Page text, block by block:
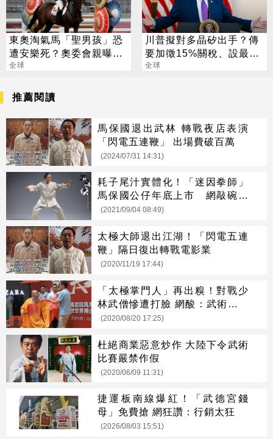
東奧淘氣馬「聖男孩」恐
遭安樂死？奧委會親曝下
場
全球
川普擬對多晶矽出手？傳
要加徵15%關稅、設最低
進口價
全球
推薦閱讀
馬保國退出武林 轉戰夜店表演
「閃電五連鞭」 出場費破百萬
(2024/07/31 14:31)
耗子尾汁實體化！「迷因拳師」
馬保國公仔年底上市 網敲碗：
給我瘀青戰損版！
(2021/09/04 08:49)
太極大師退出江湖！「閃電五連
鞭」隔日復出轉戰電影業
(2020/11/19 17:44)
「太極掌門人」再出糗！對戰少
林武僧慘遭打臉 網酸：武術成碰
瓷生意
(2020/08/20 17:25)
杜絕商業惡意炒作 大陸下令武術
比賽嚴禁作假
(2020/06/09 11:31)
捷運板南線爆紅！「武德宮錢
母」免費搶 網狂讚：行銷太狂
(2026/08/03 15:51)